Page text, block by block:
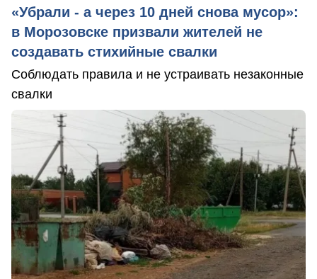
«Убрали - а через 10 дней снова мусор»:
в Морозовске призвали жителей не
создавать стихийные свалки
Соблюдать правила и не устраивать незаконные
свалки